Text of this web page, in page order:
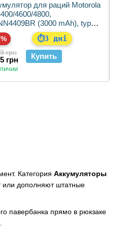
Категория Аккумуляторы
или дополняют штатные
павербанка прямо в рюкзаке
для раций Motorola
4600/4800,
(3000 mAh), type-
⏱3 дні
грн
грн Купить